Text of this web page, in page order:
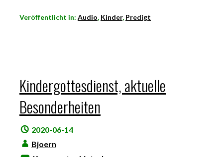
Veröffentlicht in: Audio, Kinder, Predigt
Kindergottesdienst, aktuelle
Besonderheiten
2020-06-14
Bjoern